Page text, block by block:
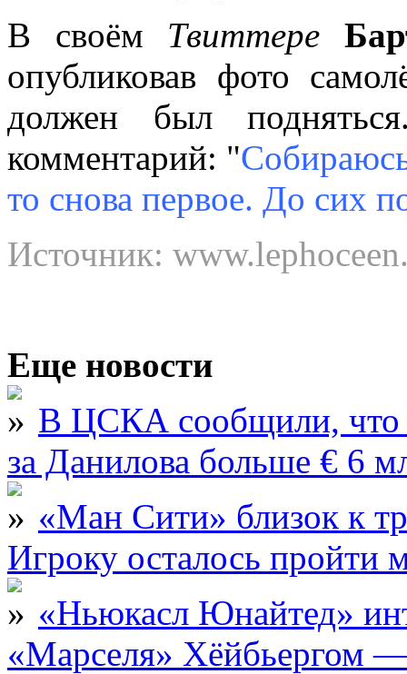
В своём Твиттере
опубликовав фото
должен был
комментарий: "
то снова первое. До сих
Источник:
Еще новости
В ЦСКА сообщили, что
за Данилова больше € 6
«Ман Сити» близок к
Игроку осталось
«Ньюкасл Юнайтед»
«Марселя» Хёйбьергом